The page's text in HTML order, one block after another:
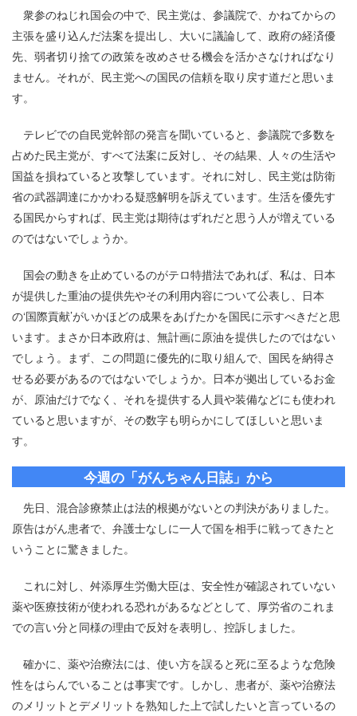
衆参のねじれ国会の中で、民主党は、参議院で、かねてからの
主張を盛り込んだ法案を提出し、大いに議論して、政府の経済優
先、弱者切り捨ての政策を改めさせる機会を活かさなければなり
ません。それが、民主党への国民の信頼を取り戻す道だと思いま
す。
テレビでの自民党幹部の発言を聞いていると、参議院で多数を
占めた民主党が、すべて法案に反対し、その結果、人々の生活や
国益を損ねていると攻撃しています。それに対し、民主党は防衛
省の武器調達にかかわる疑惑解明を訴えています。生活を優先す
る国民からすれば、民主党は期待はずれだと思う人が増えている
のではないでしょうか。
国会の動きを止めているのがテロ特措法であれば、私は、日本
が提供した重油の提供先やその利用内容について公表し、日本
の‘国際貢献’がいかほどの成果をあげたかを国民に示すべきだと思
います。まさか日本政府は、無計画に原油を提供したのではない
でしょう。まず、この問題に優先的に取り組んで、国民を納得さ
せる必要があるのではないでしょうか。日本が拠出しているお金
が、原油だけでなく、それを提供する人員や装備などにも使われ
ていると思いますが、その数字も明らかにしてほしいと思いま
す。
今週の「がんちゃん日誌」から
先日、混合診療禁止は法的根拠がないとの判決がありました。
原告はがん患者で、弁護士なしに一人で国を相手に戦ってきたと
いうことに驚きました。
これに対し、舛添厚生労働大臣は、安全性が確認されていない
薬や医療技術が使われる恐れがあるなどとして、厚労省のこれま
での言い分と同様の理由で反対を表明し、控訴しました。
確かに、薬や治療法には、使い方を誤ると死に至るような危険
性をはらんでいることは事実です。しかし、患者が、薬や治療法
のメリットとデメリットを熟知した上で試したいと言っているの